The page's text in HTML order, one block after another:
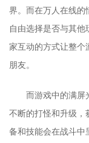
界。而在万人在线的
自由选择是否与其
家互动的方式让整个
朋友。
而游戏中的满屏
不断的打怪和升级，
备和技能会在战斗中